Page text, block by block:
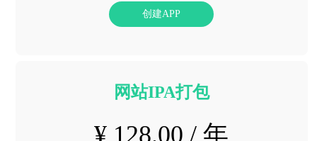
创建APP
网站IPA打包
¥ 128.00 / 年